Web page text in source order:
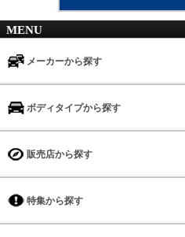
MENU
メーカーから探す
ボディタイプから探す
販売店から探す
特集から探す